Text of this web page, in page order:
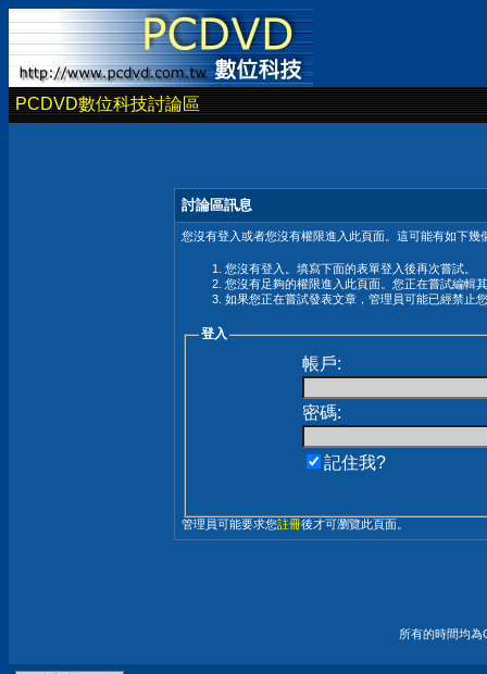
PCDVD數位科技討論區
討論區訊息
您沒有登入或者您沒有權限進入此頁面。這可能有如下幾
您沒有登入。填寫下面的表單登入後再次嘗試。
您沒有足夠的權限進入此頁面。您正在嘗試編輯
如果您正在嘗試發表文章，管理員可能已經禁止
登入
帳戶:
密碼:
記住我?
管理員可能要求您註冊後才可瀏覽此頁面。
所有的時間均為